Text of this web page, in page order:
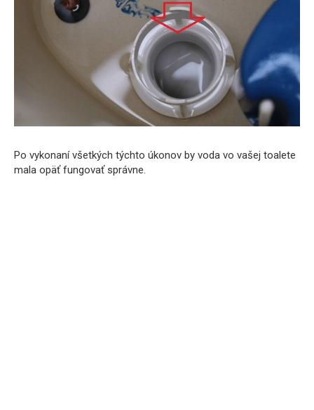
Po vykonaní všetkých týchto úkonov by voda vo vašej toalete
mala opäť fungovať správne.